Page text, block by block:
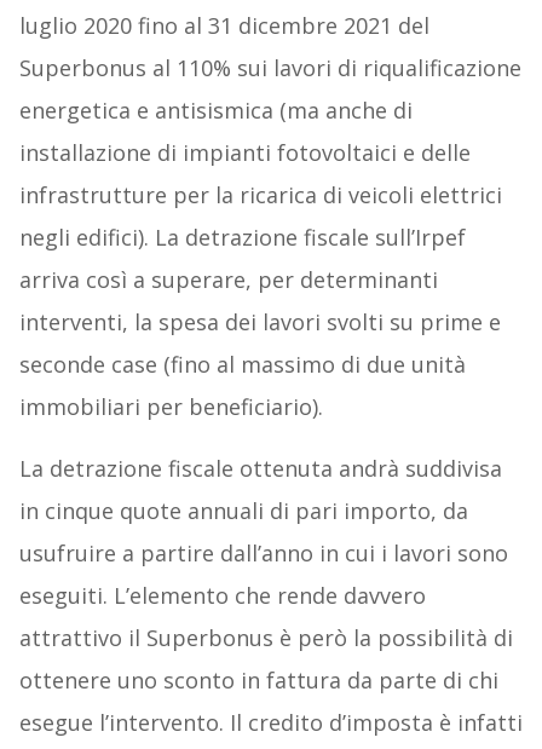
luglio 2020 fino al 31 dicembre 2021 del
Superbonus al 110% sui lavori di riqualificazione
energetica e antisismica (ma anche di
installazione di impianti fotovoltaici e delle
infrastrutture per la ricarica di veicoli elettrici
negli edifici). La detrazione fiscale sull’Irpef
arriva così a superare, per determinanti
interventi, la spesa dei lavori svolti su prime e
seconde case (fino al massimo di due unità
immobiliari per beneficiario).
La detrazione fiscale ottenuta andrà suddivisa
in cinque quote annuali di pari importo, da
usufruire a partire dall’anno in cui i lavori sono
eseguiti. L’elemento che rende davvero
attrattivo il Superbonus è però la possibilità di
ottenere uno sconto in fattura da parte di chi
esegue l’intervento. Il credito d’imposta è infatti